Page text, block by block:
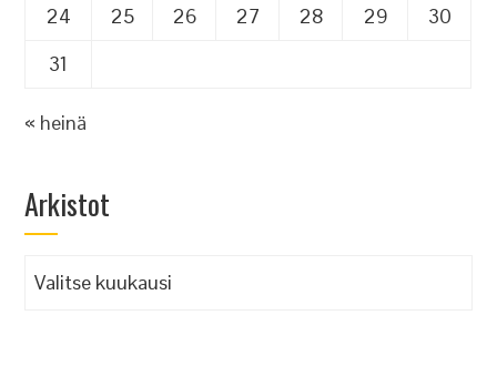
24
25 26 27 28 29
30
31
« heinä
Arkistot
Arkistot